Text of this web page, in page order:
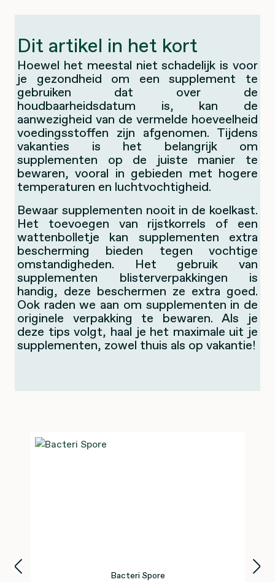
Dit artikel in het kort
Hoewel het meestal niet schadelijk is voor
je gezondheid om een supplement te
gebruiken dat over de
houdbaarheidsdatum is, kan de
aanwezigheid van de vermelde hoeveelheid
voedingsstoffen zijn afgenomen. Tijdens
vakanties is het belangrijk om
supplementen op de juiste manier te
bewaren, vooral in gebieden met hogere
temperaturen en luchtvochtigheid.
Bewaar supplementen nooit in de koelkast.
Het toevoegen van rijstkorrels of een
wattenbolletje kan supplementen extra
bescherming bieden tegen vochtige
omstandigheden. Het gebruik van
supplementen blisterverpakkingen is
handig, deze beschermen ze extra goed.
Ook raden we aan om supplementen in de
originele verpakking te bewaren. Als je
deze tips volgt, haal je het maximale uit je
supplementen, zowel thuis als op vakantie!
Productgalerij overslaan
Bacteri Spore